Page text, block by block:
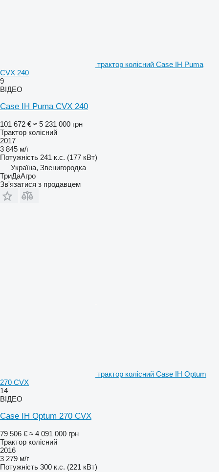
трактор колісний Case IH Puma
CVX 240
9
ВІДЕО
Case IH Puma CVX 240
101 672 € ≈ 5 231 000 грн
Трактор колісний
2017
3 845 м/г
Потужність 241 к.с. (177 кВт)
Україна, Звенигородка
ТриДаАгро
Зв'язатися з продавцем
трактор колісний Case IH Optum
270 CVX
14
ВІДЕО
Case IH Optum 270 CVX
79 506 € ≈ 4 091 000 грн
Трактор колісний
2016
3 279 м/г
Потужність 300 к.с. (221 кВт)